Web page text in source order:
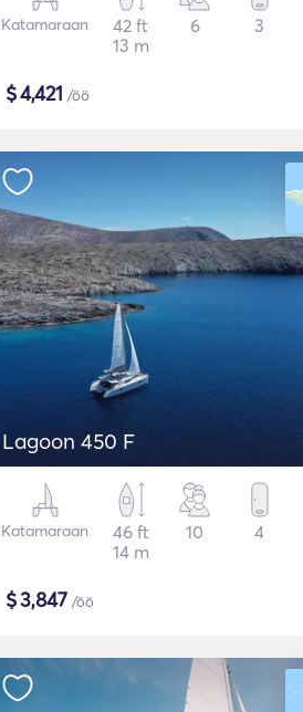
Katamaraan
42 ft
13 m
6 3
$4,421 /öö
Lagoon 450 F
Katamaraan
46 ft
14 m
10 4
$3,847 /öö